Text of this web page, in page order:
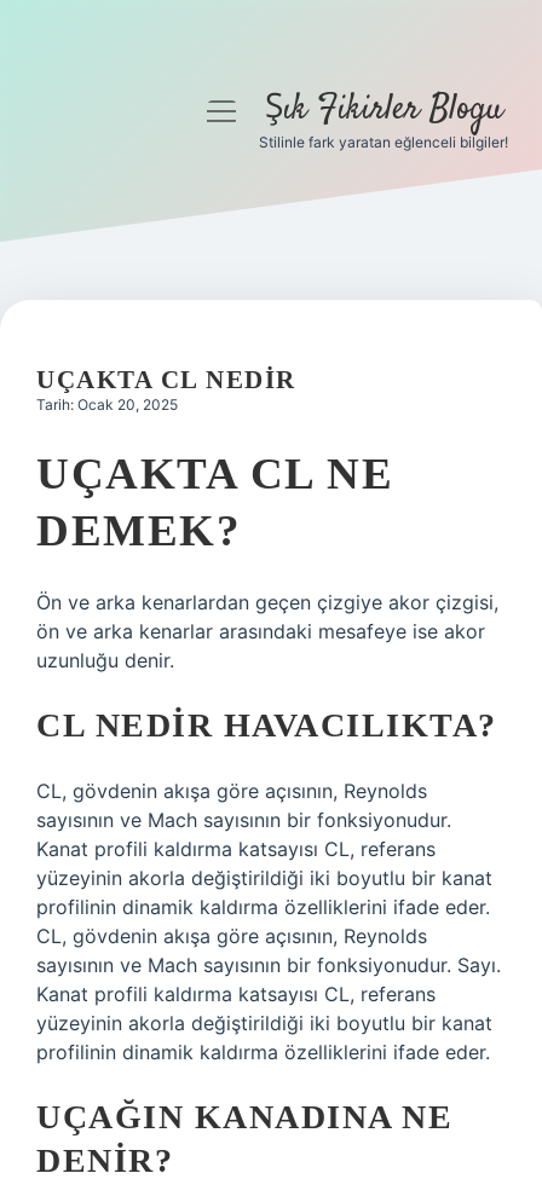
Gizlilik Politikası
Yasal Uyarı
menüyüŞık Fikirler Blogu
Stilinle fark yaratan eğlenceli bilgiler!
UÇAKTA CL NEDIR
Tarih: Ocak 20, 2025
UÇAKTA CL NE
DEMEK?
Ön ve arka kenarlardan geçen çizgiye akor çizgisi,
ön ve arka kenarlar arasındaki mesafeye ise akor
uzunluğu denir.
CL NEDIR HAVACILIKTA?
CL, gövdenin akışa göre açısının, Reynolds
sayısının ve Mach sayısının bir fonksiyonudur.
Kanat profili kaldırma katsayısı CL, referans
yüzeyinin akorla değiştirildiği iki boyutlu bir kanat
profilinin dinamik kaldırma özelliklerini ifade eder.
CL, gövdenin akışa göre açısının, Reynolds
sayısının ve Mach sayısının bir fonksiyonudur. Sayı.
Kanat profili kaldırma katsayısı CL, referans
yüzeyinin akorla değiştirildiği iki boyutlu bir kanat
profilinin dinamik kaldırma özelliklerini ifade eder.
UÇAĞIN KANADINA NE
DENIR?